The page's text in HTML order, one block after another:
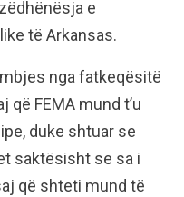
e
të Arkansas.
nga fatkeqësitë
FEMA mund t’u
duke shtuar se
saktësisht se sa i
që shteti mund të